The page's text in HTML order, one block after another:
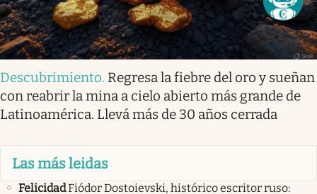
Descubrimiento. Regresa la fiebre del oro y sueñan
con reabrir la mina a cielo abierto más grande de
Latinoamérica. Llevá más de 30 años cerrada
Las más leidas
FelicidadFiódor Dostoievski, histórico escritor ruso: